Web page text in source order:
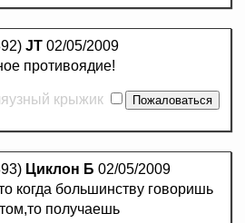
JT 02/05/2009
противоядие!
крыжик
Циклон Б 02/05/2009
когда большинству говоришь
получаешь